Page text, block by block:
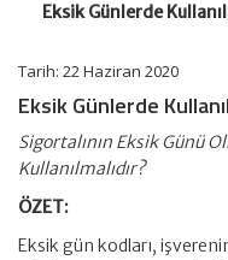
Eksik Günlerde
Tarih: 22 Haziran 2020
Eksik Günlerde
Sigortalının Eksik Günü
Kullanılmalıdır?
ÖZET:
Eksik gün kodları,